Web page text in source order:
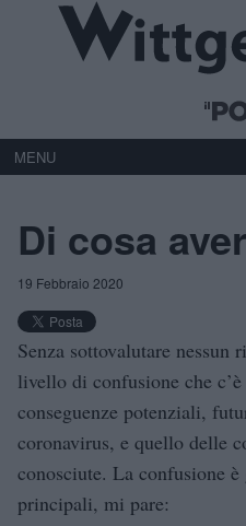
MENU
Di cosa
19 Febbraio 2020
Senza sottovalutare
livello di confusione che
conseguenze potenziali,
coronavirus, e quello delle
conosciute. La confusione
principali, mi pare: